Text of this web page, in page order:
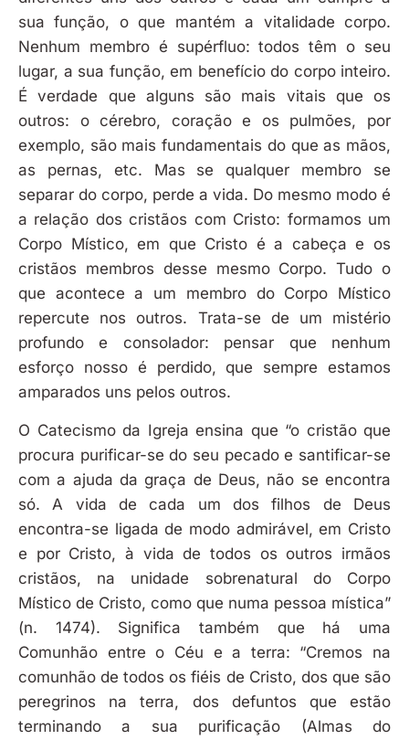
sua função, o que mantém a vitalidade corpo.
Nenhum membro é supérfluo: todos têm o seu
lugar, a sua função, em benefício do corpo inteiro.
É verdade que alguns são mais vitais que os
outros: o cérebro, coração e os pulmões, por
exemplo, são mais fundamentais do que as mãos,
as pernas, etc. Mas se qualquer membro se
separar do corpo, perde a vida. Do mesmo modo é
a relação dos cristãos com Cristo: formamos um
Corpo Místico, em que Cristo é a cabeça e os
cristãos membros desse mesmo Corpo. Tudo o
que acontece a um membro do Corpo Místico
repercute nos outros. Trata-se de um mistério
profundo e consolador: pensar que nenhum
esforço nosso é perdido, que sempre estamos
amparados uns pelos outros.
O Catecismo da Igreja ensina que “o cristão que
procura purificar-se do seu pecado e santificar-se
com a ajuda da graça de Deus, não se encontra
só. A vida de cada um dos filhos de Deus
encontra-se ligada de modo admirável, em Cristo
e por Cristo, à vida de todos os outros irmãos
cristãos, na unidade sobrenatural do Corpo
Místico de Cristo, como que numa pessoa mística”
(n. 1474). Significa também que há uma
Comunhão entre o Céu e a terra: “Cremos na
comunhão de todos os fiéis de Cristo, dos que são
peregrinos na terra, dos defuntos que estão
terminando a sua purificação (Almas do